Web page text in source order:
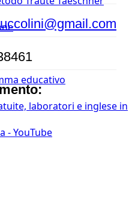
educativo
laboratori e inglese in
- YouTube